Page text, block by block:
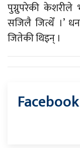
पुग्नुपरेकी केशरीले
सजिलै जित्थेँ ।’
जितेकी थिइन् ।